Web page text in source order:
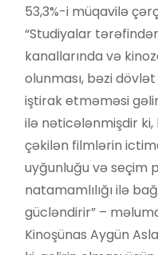
53,3%-i müqavilə
“Studiyalar
kanallarında və
olunması, bəzi
iştirak etməməsi
ilə nəticələnmişdir
çəkilən filmlərin
uyğunluğu və seçim
natamamlılığı ilə
gücləndirir” –
Kinoşünas Aygün